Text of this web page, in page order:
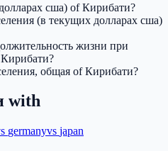
сша) of Кирибати?
(в текущих долларах сша)
жизни при
общая of Кирибати?
with
germanyvs japan